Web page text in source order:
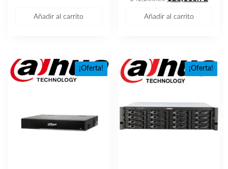
Añadir al carrito Añadir al carrito
¡Oferta! ¡Oferta!